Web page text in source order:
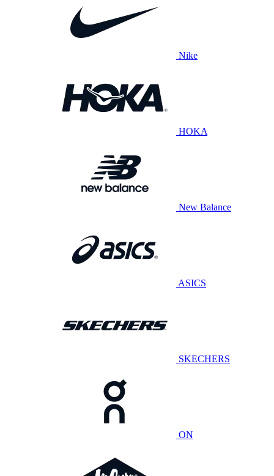
Nike
HOKA
New Balance
ASICS
SKECHERS
ON